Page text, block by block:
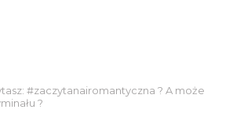
#zaczytanairomantyczna ? A może
?